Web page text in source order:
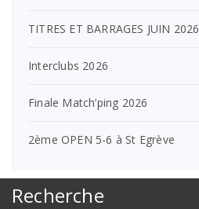
TITRES ET BARRAGES JUIN 2026
Interclubs 2026
Finale Match’ping 2026
2ème OPEN 5-6 à St Egrève
Recherche